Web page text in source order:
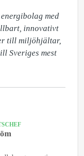
med
innovativt
till miljöhjältar,
Sveriges mest